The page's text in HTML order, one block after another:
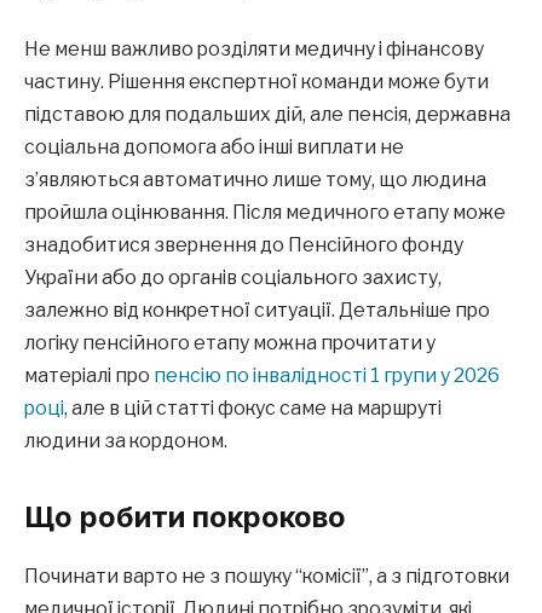
Не менш важливо розділяти медичну і фінансову
частину. Рішення експертної команди може бути
підставою для подальших дій, але пенсія, державна
соціальна допомога або інші виплати не
з’являються автоматично лише тому, що людина
пройшла оцінювання. Після медичного етапу може
знадобитися звернення до Пенсійного фонду
України або до органів соціального захисту,
залежно від конкретної ситуації. Детальніше про
логіку пенсійного етапу можна прочитати у
матеріалі про пенсію по інвалідності 1 групи у 2026
році, але в цій статті фокус саме на маршруті
людини за кордоном.
Що робити покроково
Починати варто не з пошуку “комісії”, а з підготовки